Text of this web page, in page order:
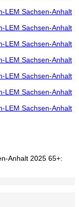
LEM Sachsen-Anhalt
LEM Sachsen-Anhalt
LEM Sachsen-Anhalt
LEM Sachsen-Anhalt
LEM Sachsen-Anhalt
LEM Sachsen-Anhalt
LEM Sachsen-Anhalt
Anhalt 2025 65+: